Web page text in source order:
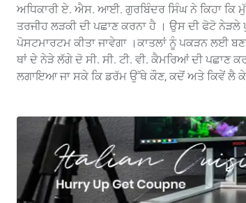
ਅਧਿਕਾਰੀ ਏ. ਐਸ. ਆਈ. ਗੁਰਬਿੰਦਰ ਸਿੰਘ ਨੇ ਕਿਹਾ ਕਿ
ਤਰਜੀਹ ਲੜਕੀ ਦੀ ਪਛਾਣ ਕਰਨਾ ਹੈ । ਉਸ ਦੀ ਫੋਟੋ
ਪੋਸਟਮਾਰਟਮ ਕੀਤਾ ਜਾਵੇਗਾ ।ਕਾਤਲਾਂ ਨੂੰ ਪਕੜਨ ਲਈ
ਥਾਂ ਦੇ ਨੇੜੇ ਲੱਗੇ ਦੋ ਸੀ. ਸੀ. ਟੀ. ਵੀ. ਕੈਮਰਿਆਂ ਦੀ
ਲਗਾਇਆ ਜਾ ਸਕੇ ਕਿ ਡਰੱਮ ਉੱਥੇ ਕੌਣ, ਕਦੋਂ ਅਤੇ ਕਿਵੇਂ ਲੈ